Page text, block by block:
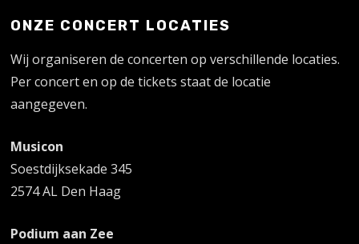
ONZE CONCERT LOCATIES
Wij organiseren de concerten op verschillende locaties.
Per concert en op de tickets staat de locatie
aangegeven.
Musicon
Soestdijksekade 345
2574 AL Den Haag
Podium aan Zee